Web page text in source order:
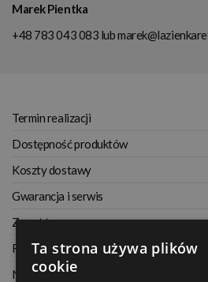
Marek Pientka
+48 783 043 083 lub
Termin realizacji
Dostępność produktów
Koszty dostawy
Gwarancja i serwis
Zwrot towaru
Regulamin
Najczęściej zadawane pytania
Ta strona używa plików
cookie